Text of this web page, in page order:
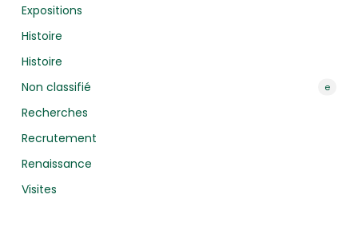
Expositions
Histoire
Histoire
Non classifié
e
Recherches
Recrutement
Renaissance
Visites